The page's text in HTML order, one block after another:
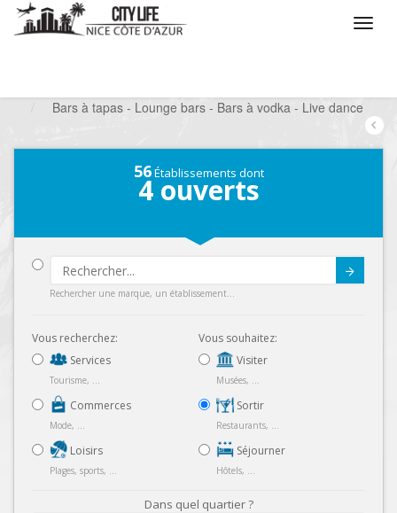
Bars à tapas - Lounge bars - Bars à vodka - Live dance
56Établissements dont
4ouverts
Rechercher une marque, un établissement...
Vous recherchez:
Services
Tourisme, ...
Commerces
Mode, ...
Loisirs
Plages, sports, ...
Vous souhaitez:
Visiter
Musées, ...
Sortir
Restaurants, ...
Séjourner
Hôtels, ...
Dans quel quartier ?